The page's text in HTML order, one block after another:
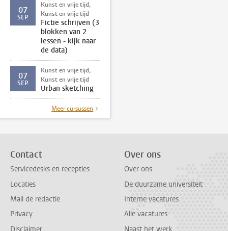
07
SEP.
Kunst en vrije tijd,
Kunst en vrije tijd
Fictie schrijven (3
blokken van 2
lessen - kijk naar
de data)
07
SEP.
Kunst en vrije tijd,
Kunst en vrije tijd
Urban sketching
Meer cursussen
Contact
Servicedesks en recepties
Locaties
Mail de redactie
Privacy
Disclaimer
Over ons
Over ons
De duurzame universiteit
Interne vacatures
Alle vacatures
Naast het werk